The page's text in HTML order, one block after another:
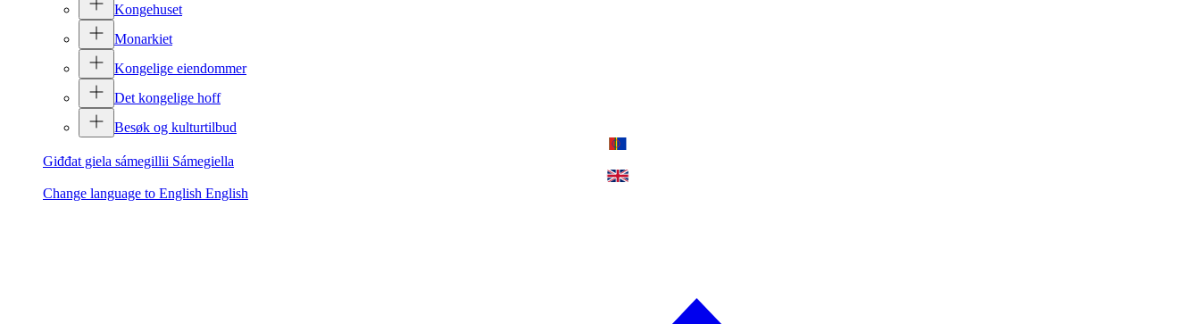
Kongehuset
Monarkiet
Kongelige eiendommer
Det kongelige hoff
Besøk og kulturtilbud
Giđđat giela sámegillii Sámegiella
Change language to English English